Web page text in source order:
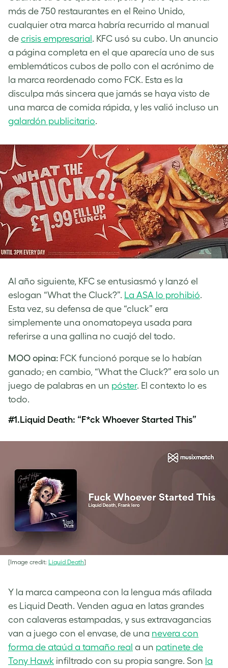
más de 750 restaurantes en el Reino Unido,
cualquier otra marca habría recurrido al manual
de crisis empresarial . KFC usó su cubo. Un anuncio
a página completa en el que aparecía uno de sus
emblemáticos cubos de pollo con el acrónimo de
la marca reordenado como FCK. Esta es la
disculpa más sincera que jamás se haya visto de
una marca de comida rápida, y les valió incluso un
galardón publicitario.
Al año siguiente, KFC se entusiasmó y lanzó el
eslogan “What the Cluck?”. La ASA lo prohibió.
Esta vez, su defensa de que “cluck” era
simplemente una onomatopeya usada para
referirse a una gallina no cuajó del todo.
MOO opina: FCK funcionó porque se lo habían
ganado; en cambio, “What the Cluck?” era solo un
juego de palabras en un póster. El contexto lo es
todo.
#1.Liquid Death: “F*ck Whoever Started This”
[Image credit: Liquid Death]
Y la marca campeona con la lengua más afilada
es Liquid Death. Venden agua en latas grandes
con calaveras estampadas, y sus extravagancias
van a juego con el envase, de una nevera con
forma de ataúd a tamaño real a un patinete de
Tony Hawk infiltrado con su propia sangre. Son la